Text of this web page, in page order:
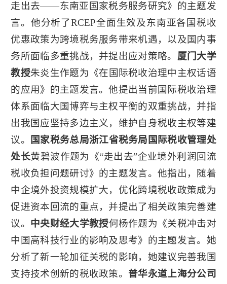
走出去——东南亚国家税务服务研究》的主题发
言。他分析了RCEP全面生效及东南亚各国税收
优惠政策为跨境税务服务带来机遇，以及国内事
务所面临多重挑战，并提出应对策略。 厦门大学
教授朱炎生作题为《在国际税收治理中主权话语
的应用》的主题发言。他提出当前国际税收治理
体系面临大国博弈与主权平衡的双重挑战，并指
出我国应坚持多边主义，维护自身税收主权等建
议。
国家税务总局浙江省税务局国际税收管理处
处长黄碧波作题为《“走出去”企业境外利润回流
税收负担问题研讨》的主题发言。他指出，随着
中企境外投资规模扩大，优化跨境税收政策成为
促进资本回流的重点，并提出了相关政策完善建
议。 中央财经大学教授何杨作题为《关税冲击对
中国高科技行业的影响及思考》的主题发言。她
分析了新一轮加征关税的影响，她建议完善我国
支持技术创新的税收政策。 普华永道上海分公司